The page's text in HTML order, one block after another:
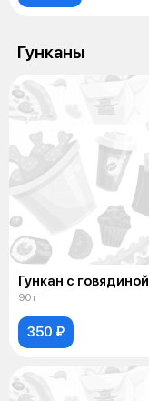
Гунканы
Гункан с говядиной
90 г
350 ₽